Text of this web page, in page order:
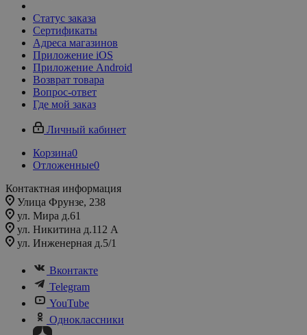
Статус заказа
Сертификаты
Адреса магазинов
Приложение iOS
Приложение Android
Возврат товара
Вопрос-ответ
Где мой заказ
Личный кабинет
Корзина0
Отложенные0
Контактная информация
Улица Фрунзе, 238​
ул. Мира д.61
ул. Никитина д.112 А
ул. Инженерная д.5/1
Вконтакте
Telegram
YouTube
Одноклассники